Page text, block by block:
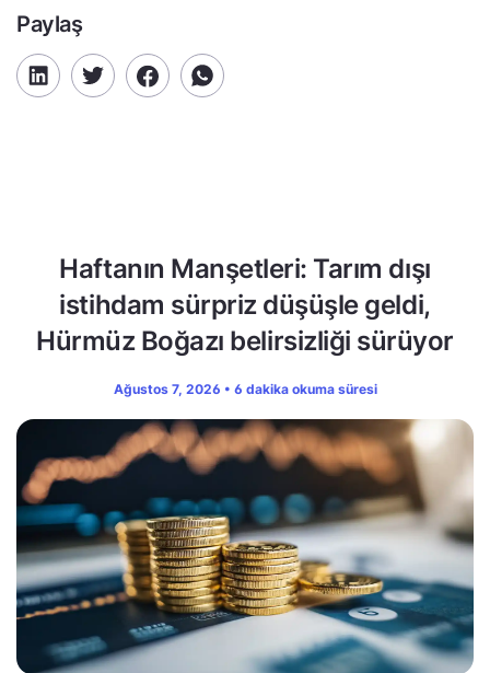
Paylaş
Haftanın Manşetleri: Tarım dışı
istihdam sürpriz düşüşle geldi,
Hürmüz Boğazı belirsizliği sürüyor
Ağustos 7, 2026 • 6 dakika okuma süresi